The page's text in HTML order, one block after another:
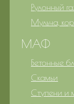
Рулонный
Мульча,
МАФ
Бетонные
Скамьи
Ступени и